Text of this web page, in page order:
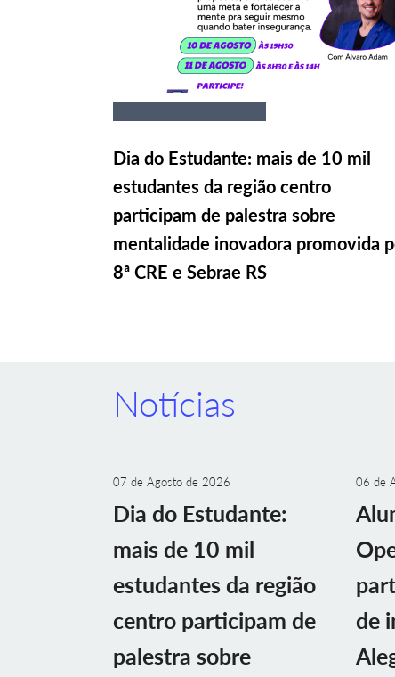
Dia do Estudante: mais de 10 mil
estudantes da região centro
participam de palestra sobre
mentalidade inovadora promovida
8ª CRE e Sebrae RS
Notícias
07 de Agosto de 2026
Dia do Estudante:
mais de 10 mil
estudantes da região
centro participam de
palestra sobre
06 de
de